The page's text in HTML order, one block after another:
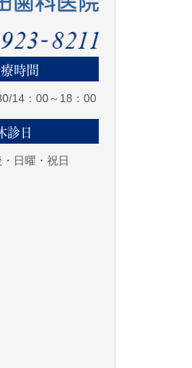
時間
14：00～18：00
診日
日曜・祝日